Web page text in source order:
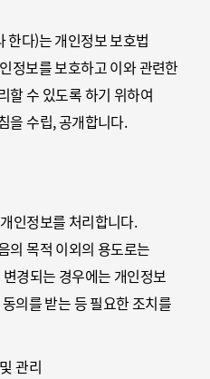
한다)는 개인정보 보호법
정보를 보호하고 이와 관련한
할 수 있도록 하기 위하여
을 수립, 공개합니다.
인정보를 처리합니다.
의 목적 이외의 용도로는
경되는 경우에는 개인정보
의를 받는 등 필요한 조치를
관리